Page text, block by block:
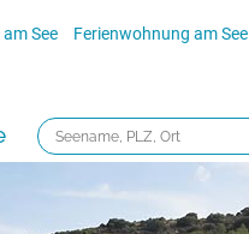
See Ferienwohnung am See